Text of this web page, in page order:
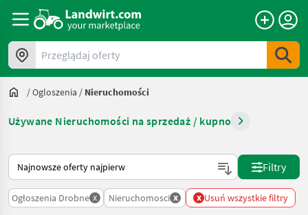
Przeglądaj oferty
/Ogloszenia / Nieruchomości
Używane Nieruchomości na sprzedaż / kupno
Tak sortuje się na Landwirt.com
Filtry
Ogłoszenia Drobne x Nieruchomosci x x Usuń wszystkie filtry